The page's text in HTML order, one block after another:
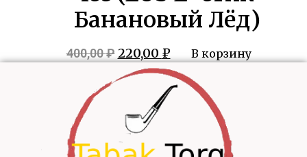
Банановый Лёд)
400,00₽ Первоначальная
цена
составляла
400,00 ₽.
220,00 ₽Текущая
цена:
220,00 ₽.
В корзину